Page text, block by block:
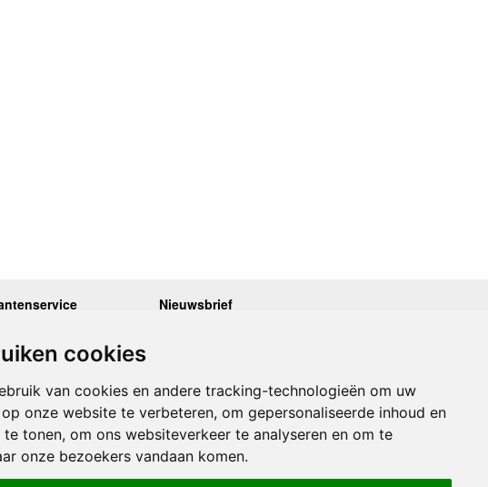
cookies
van cookies en andere tracking-technologieën om uw
onze website te verbeteren, om gepersonaliseerde inhoud en
tonen, om ons websiteverkeer te analyseren en om te
onze bezoekers vandaan komen.
- 12.30 en 13.30 - 17.00
- 12.30 en 13.30 - 17.00
Nieuwsbrief
Onze laatste Nieuwsbrief
Inschrijven